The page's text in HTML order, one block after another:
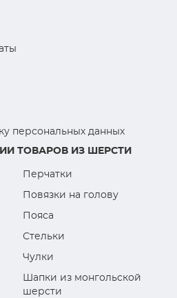
персональных данных
ТОВАРОВ ИЗ ШЕРСТИ
Перчатки
Повязки на голову
Пояса
Стельки
Чулки
Шапки из монгольской
шерсти